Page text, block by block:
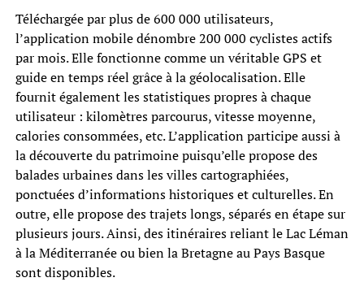
Téléchargée par plus de 600 000 utilisateurs,
l’application mobile dénombre 200 000 cyclistes actifs
par mois. Elle fonctionne comme un véritable GPS et
guide en temps réel grâce à la géolocalisation. Elle
fournit également les statistiques propres à chaque
utilisateur : kilomètres parcourus, vitesse moyenne,
calories consommées, etc. L’application participe aussi à
la découverte du patrimoine puisqu’elle propose des
balades urbaines dans les villes cartographiées,
ponctuées d’informations historiques et culturelles. En
outre, elle propose des trajets longs, séparés en étape sur
plusieurs jours. Ainsi, des itinéraires reliant le Lac Léman
à la Méditerranée ou bien la Bretagne au Pays Basque
sont disponibles.